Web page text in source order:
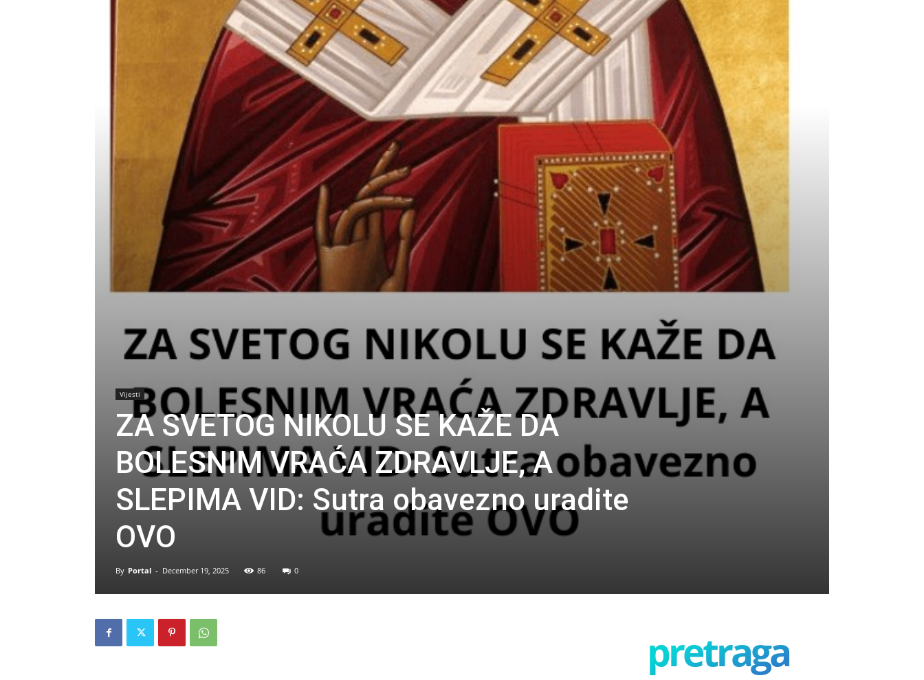
Vijesti
ZA SVETOG NIKOLU SE KAŽE DA
BOLESNIM VRAĆA ZDRAVLJE, A
SLEPIMA VID: Sutra obavezno uradite
OVO
By Portal - December 19, 2025 86 0
pretraga